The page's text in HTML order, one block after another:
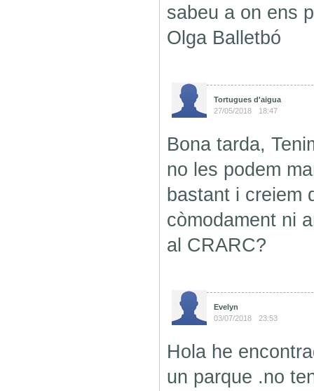
sabeu a on ens
Olga Balletbó
Tortugues d'aigua
27/05/2018
18:47
Bona tarda,
no les podem
bastant i creiem
còmodament ni
al CRARC?
Evelyn
03/07/2018
23:53
Hola he
un parque .no